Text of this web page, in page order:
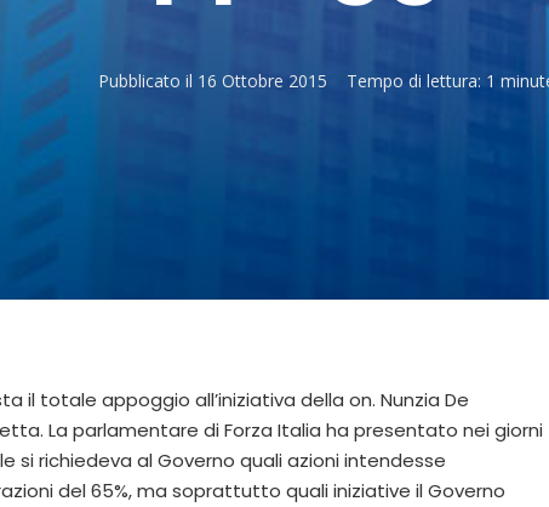
Pubblicato il 16 Ottobre 2015 Tempo di lettura: 1
il totale appoggio all’iniziativa della on. Nunzia De
La parlamentare di Forza Italia ha presentato nei giorni
si richiedeva al Governo quali azioni intendesse
del 65%, ma soprattutto quali iniziative il Governo